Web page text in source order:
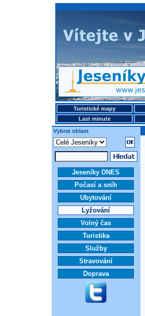
Turistické mapy
Last minute
Vybrat oblast
Jeseníky DNES
Počasí a sníh
Ubytování
Lyžování
Volný čas
Turistika
Služby
Stravování
Doprava